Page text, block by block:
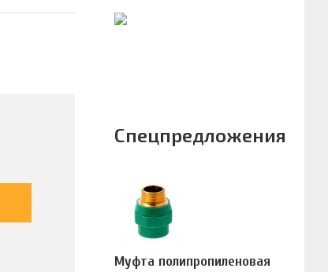
Спецпредложения
Муфта полипропиленовая